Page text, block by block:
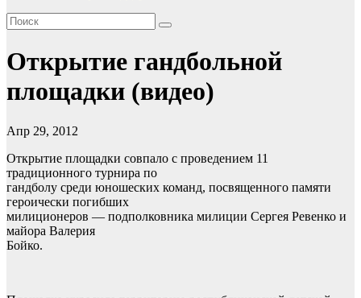
Открытие гандбольной
площадки (видео)
Апр 29, 2012
Открытие площадки совпало с проведением 11
традиционного турнира по
гандболу среди юношеских команд, посвященного памяти
героически погибших
милиционеров — подполковника милиции Сергея Ревенко и
майора Валерия
Бойко.